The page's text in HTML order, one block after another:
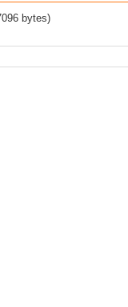
bytes)